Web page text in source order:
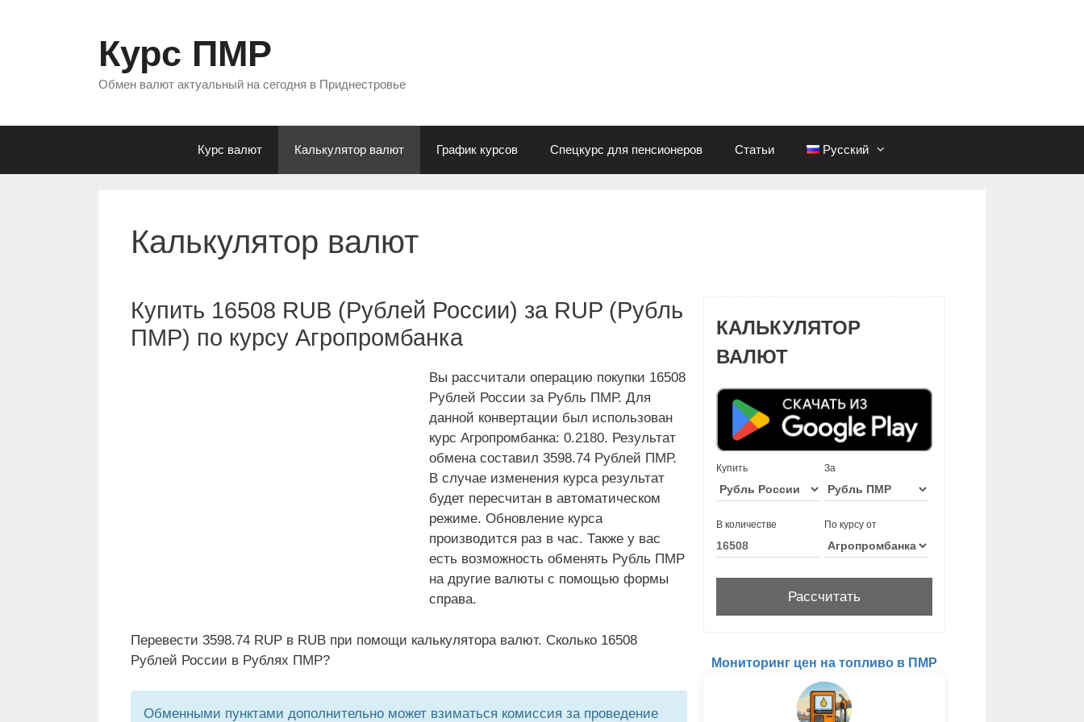
Курс ПМР
Обмен валют актуальный на сегодня в Приднестровье
Курс валют Калькулятор валют График курсов Спецкурс для пенсионеров Статьи Русский
Калькулятор валют
Купить 16508 RUB (Рублей России) за RUP (Рубль
ПМР) по курсу Агропромбанка
Вы рассчитали операцию покупки 16508
Рублей России за Рубль ПМР. Для
данной конвертации был использован
курс Агропромбанка: 0.2180. Результат
обмена составил 3598.74 Рублей ПМР.
В случае изменения курса результат
будет пересчитан в автоматическом
режиме. Обновление курса
производится раз в час. Также у вас
есть возможность обменять Рубль ПМР
на другие валюты с помощью формы
справа.
Перевести 3598.74 RUP в RUB при помощи калькулятора валют. Сколько 16508
Рублей России в Рублях ПМР?
Обменными пунктами дополнительно может взиматься комиссия за проведение
КАЛЬКУЛЯТОР
ВАЛЮТ
Купить За
В количестве По курсу от
Мониторинг цен на топливо в ПМР